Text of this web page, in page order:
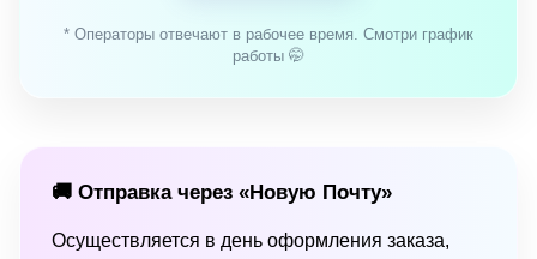
* Операторы отвечают в рабочее время. Смотри график
работы 🤭
🚚 Отправка через «Новую Почту»
Осуществляется в день оформления заказа,